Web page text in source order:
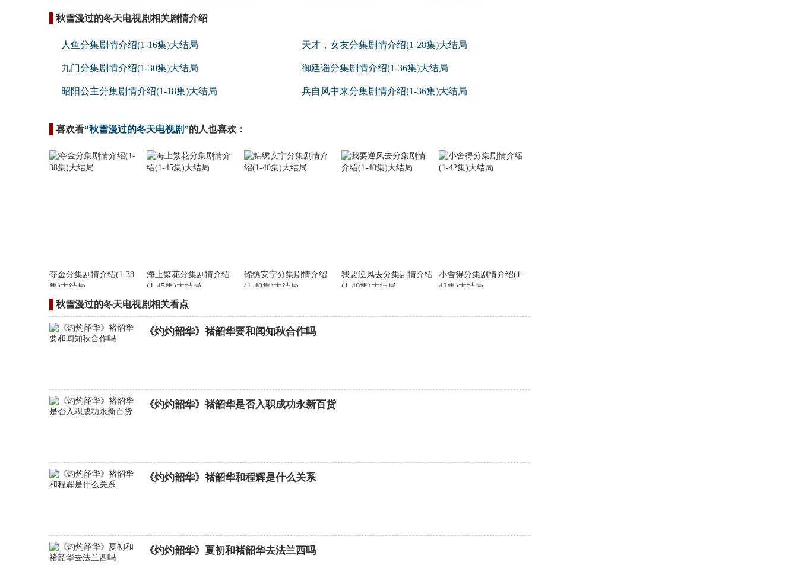
秋雪漫过的冬天电视剧相关剧情介绍
人鱼分集剧情介绍(1-16集)大结局 天才，女友分集剧情介绍(1-28集)大结局
九门分集剧情介绍(1-30集)大结局 御廷谣分集剧情介绍(1-36集)大结局
昭阳公主分集剧情介绍(1-18集)大结局 兵自风中来分集剧情介绍(1-36集)大结局
喜欢看“秋雪漫过的冬天电视剧”的人也喜欢：
夺金分集剧情介绍(1-38
集)大结局
海上繁花分集剧情介绍
(1-45集)大结局
锦绣安宁分集剧情介绍
(1-40集)大结局
我要逆风去分集剧情介绍
(1-40集)大结局
小舍得分集剧情介绍(1-
42集)大结局
秋雪漫过的冬天电视剧相关看点
《灼灼韶华》褚韶华要和闻知秋合作吗
《灼灼韶华》褚韶华是否入职成功永新百货
《灼灼韶华》褚韶华和程辉是什么关系
《灼灼韶华》夏初和褚韶华去法兰西吗